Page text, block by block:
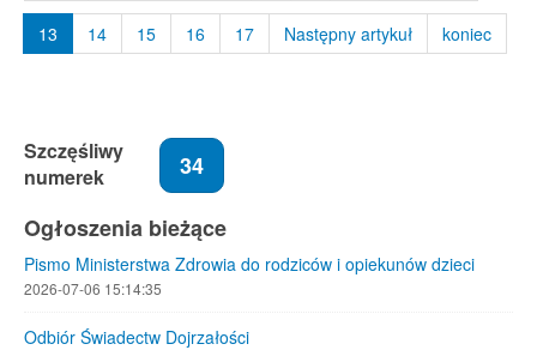
13 14 15 16 17 Następny artykuł koniec
Szczęśliwy
numerek
34
Ogłoszenia bieżące
Pismo Ministerstwa Zdrowia do rodziców i opiekunów dzieci
2026-07-06 15:14:35
Odbiór Świadectw Dojrzałości